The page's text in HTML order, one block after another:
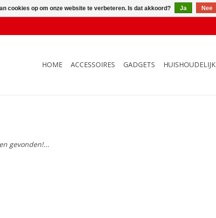
HOME ACCESSOIRES GADGETS HUISHOUDELIJK
gevonden!...
cookies op om onze website te verbeteren. Is dat akkoord? Ja Nee